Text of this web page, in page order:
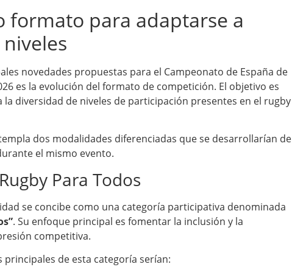
formato para adaptarse a
novedades propuestas para el Campeonato de España de
es la evolución del formato de competición. El objetivo es
la diversidad de niveles de participación presentes en el rugby
dos modalidades diferenciadas que se desarrollarían de
el mismo evento.
Para Todos
se concibe como una categoría participativa denominada
. Su enfoque principal es fomentar la inclusión y la
competitiva.
principales de esta categoría serían: